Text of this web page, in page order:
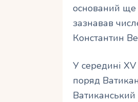
оснований ще
зазнавав
Константин
У середині
поряд